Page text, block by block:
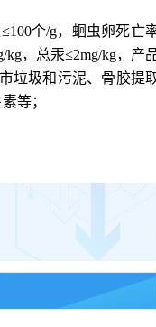
个/g，蛔虫卵死亡
，总汞≤2mg/kg，产
垃圾和污泥、骨胶提
等；